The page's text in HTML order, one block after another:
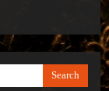
Search